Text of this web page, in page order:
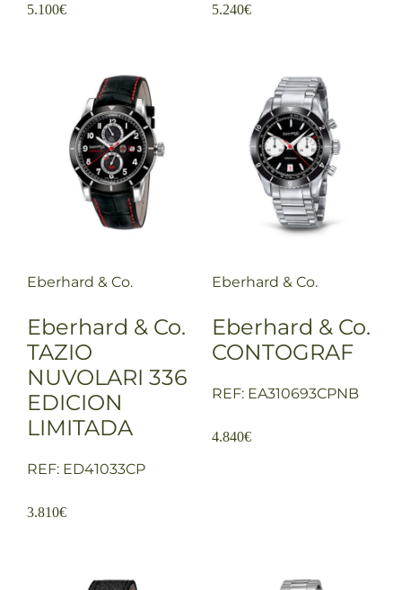
5.100€ 5.240€
Eberhard & Co.
Eberhard & Co.
TAZIO
NUVOLARI 336
EDICION
LIMITADA
REF: ED41033CP
3.810€
Eberhard & Co.
Eberhard & Co.
CONTOGRAF
REF: EA310693CPNB
4.840€